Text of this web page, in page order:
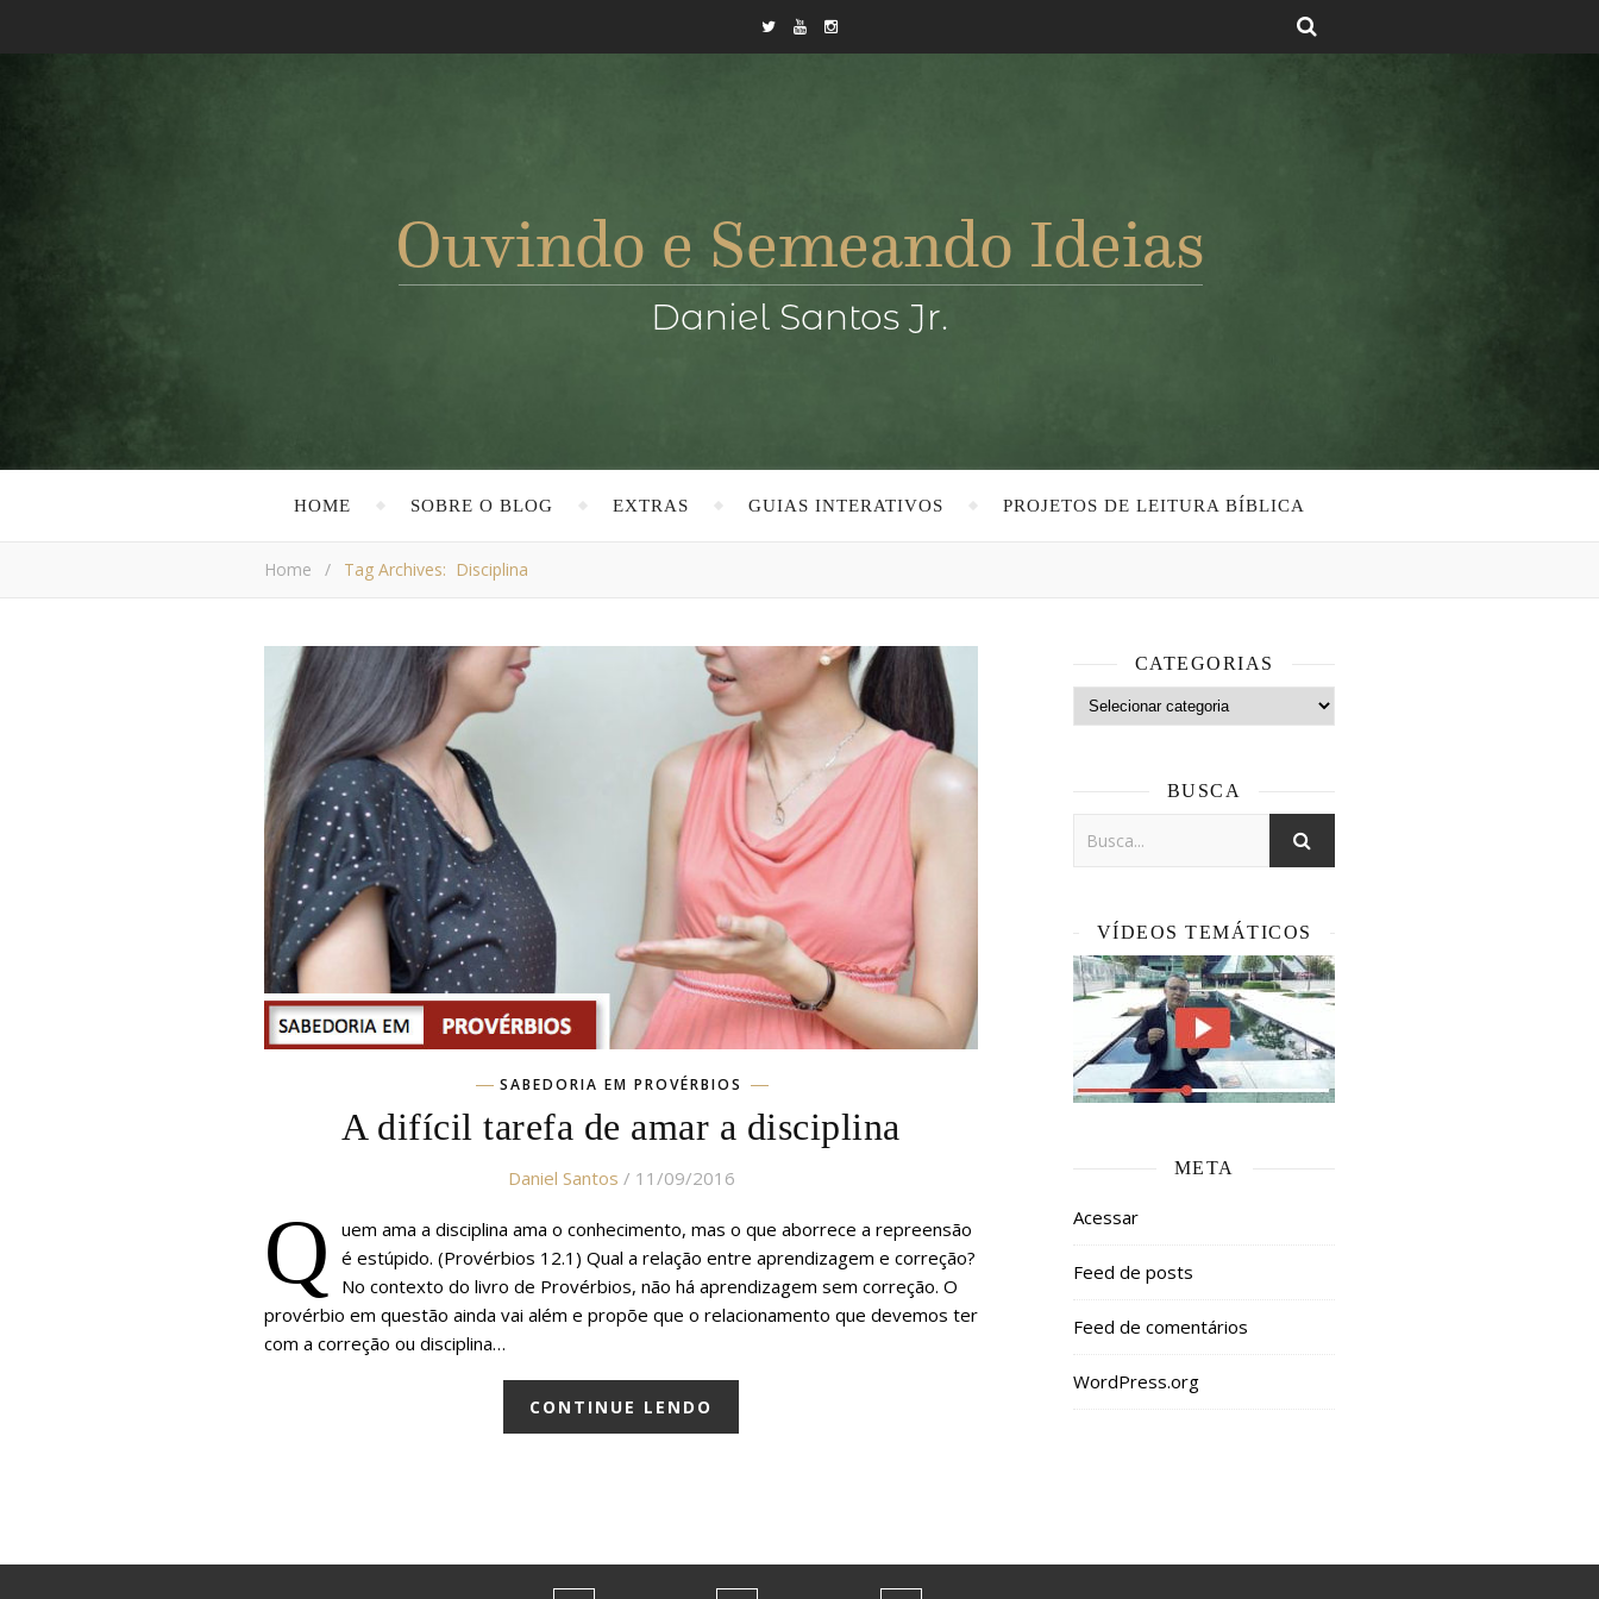
HOME SOBRE O BLOG EXTRAS GUIAS INTERATIVOS PROJETOS DE LEITURA BÍBLICA
Home / Tag Archives: Disciplina
SABEDORIA EM PROVÉRBIOS
A difícil tarefa de amar a disciplina
Daniel Santos / 11/09/2016
Q
uem ama a disciplina ama o conhecimento, mas o que aborrece a repreensão
é estúpido. (Provérbios 12.1) Qual a relação entre aprendizagem e correção?
No contexto do livro de Provérbios, não há aprendizagem sem correção. O
provérbio em questão ainda vai além e propõe que o relacionamento que devemos ter
com a correção ou disciplina…
CONTINUE LENDO
CATEGORIAS
Categorias
BUSCA
VÍDEOS TEMÁTICOS
META
Acessar
Feed de posts
Feed de comentários
WordPress.org